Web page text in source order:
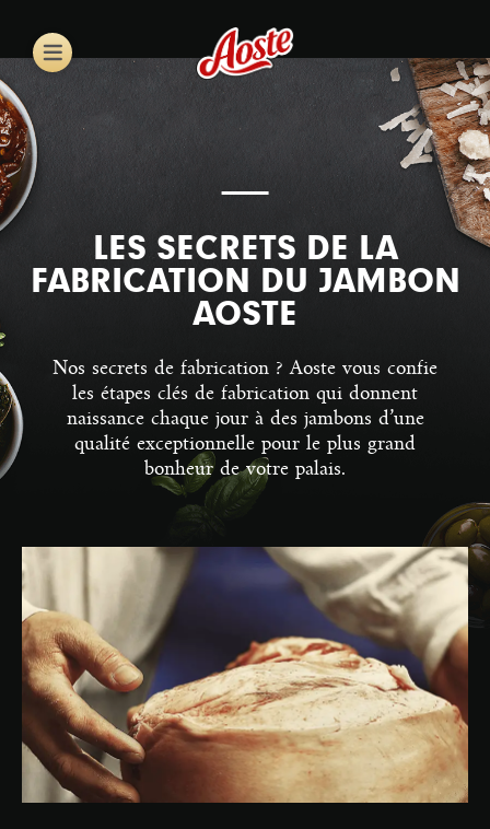
main
content
LES SECRETS DE LA
FABRICATION DU JAMBON
AOSTE
Nos secrets de fabrication ? Aoste vous confie
les étapes clés de fabrication qui donnent
naissance chaque jour à des jambons d’une
qualité exceptionnelle pour le plus grand
bonheur de votre palais.